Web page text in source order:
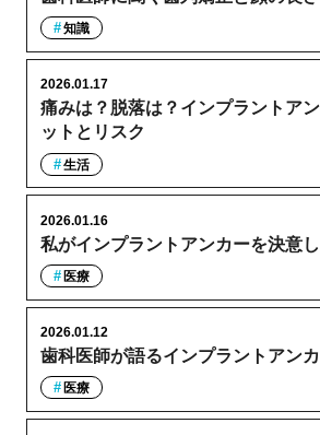
知識
痛みは？脱落は？インプラントア
ットとリスク
2026.01.17
生活
私がインプラントアンカーを決意
2026.01.16
医療
歯科医師が語るインプラントアン
2026.01.12
医療